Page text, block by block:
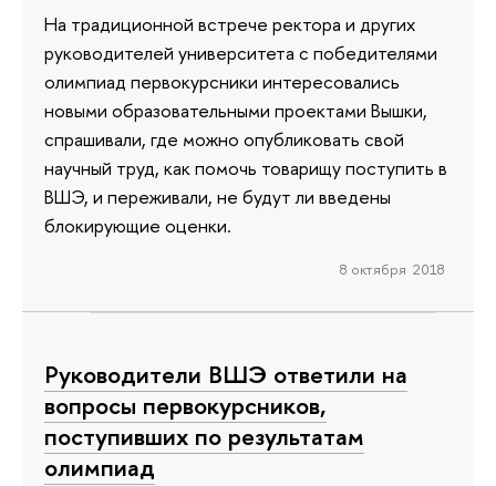
На традиционной встрече ректора и других
руководителей университета с победителями
олимпиад первокурсники интересовались
новыми образовательными проектами Вышки,
спрашивали, где можно опубликовать свой
научный труд, как помочь товарищу поступить в
ВШЭ, и переживали, не будут ли введены
блокирующие оценки.
8 октября 2018
Руководители ВШЭ ответили на
вопросы первокурсников,
поступивших по результатам
олимпиад